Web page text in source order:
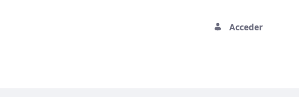
Acceder